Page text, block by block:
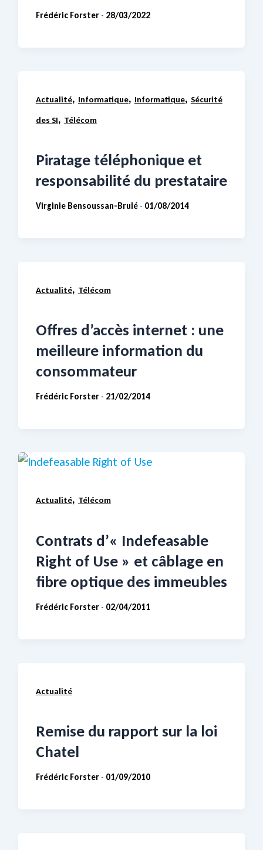
Frédéric Forster - 28/03/2022
Actualité, Informatique, Informatique, Sécurité
des SI, Télécom
Piratage téléphonique et
responsabilité du prestataire
Virginie Bensoussan-Brulé - 01/08/2014
Actualité, Télécom
Offres d’accès internet : une
meilleure information du
consommateur
Frédéric Forster - 21/02/2014
Actualité, Télécom
Contrats d’« Indefeasable
Right of Use » et câblage en
fibre optique des immeubles
Frédéric Forster - 02/04/2011
Actualité
Remise du rapport sur la loi
Chatel
Frédéric Forster - 01/09/2010